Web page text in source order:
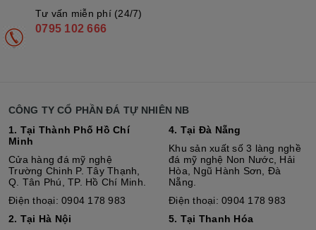
Tư vấn miễn phí (24/7)
0795 102 666
CÔNG TY CỔ PHẦN ĐÁ TỰ NHIÊN NB
1. Tại Thành Phố Hồ Chí
Minh
Cửa hàng đá mỹ nghệ
Trường Chinh P. Tây Thạnh,
Q. Tân Phú, TP. Hồ Chí Minh.
Điện thoại: 0904 178 983
2. Tại Hà Nội
4. Tại Đà Nẵng
Khu sản xuất số 3 làng nghề
đá mỹ nghệ Non Nước, Hải
Hòa, Ngũ Hành Sơn, Đà
Nẵng.
Điện thoại: 0904 178 983
5. Tại Thanh Hóa